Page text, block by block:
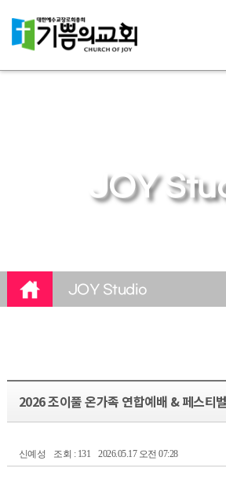
JOY
JOY Studio
2026 조이풀 온가족 연합예배 & 페스티
신예성 조회 : 131 2026.05.17 오전 07:28